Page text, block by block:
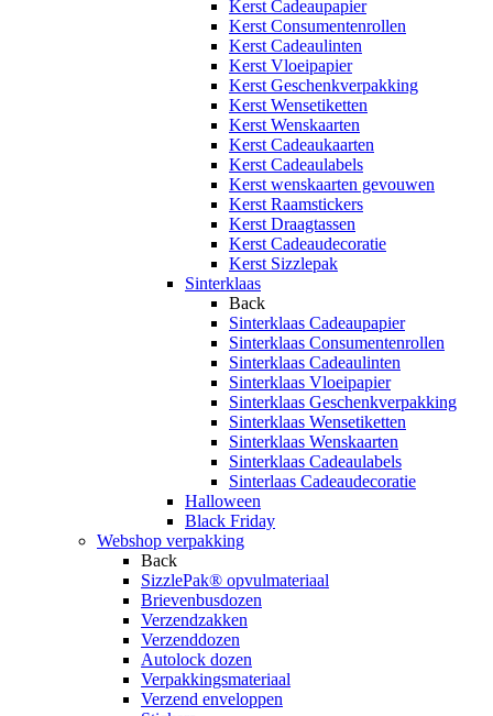
Kerst Cadeaupapier
Kerst Consumentenrollen
Kerst Cadeaulinten
Kerst Vloeipapier
Kerst Geschenkverpakking
Kerst Wensetiketten
Kerst Wenskaarten
Kerst Cadeaukaarten
Kerst Cadeaulabels
Kerst wenskaarten gevouwen
Kerst Raamstickers
Kerst Draagtassen
Kerst Cadeaudecoratie
Kerst Sizzlepak
Sinterklaas
Back
Sinterklaas Cadeaupapier
Sinterklaas Consumentenrollen
Sinterklaas Cadeaulinten
Sinterklaas Vloeipapier
Sinterklaas Geschenkverpakking
Sinterklaas Wensetiketten
Sinterklaas Wenskaarten
Sinterklaas Cadeaulabels
Sinterlaas Cadeaudecoratie
Halloween
Black Friday
Webshop verpakking
Back
SizzlePak® opvulmateriaal
Brievenbusdozen
Verzendzakken
Verzenddozen
Autolock dozen
Verpakkingsmateriaal
Verzend enveloppen